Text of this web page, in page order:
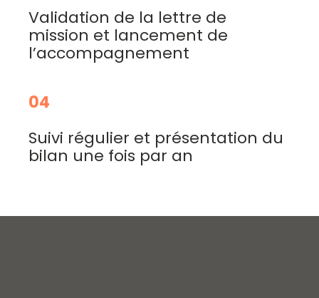
Validation de la lettre de
mission et lancement de
l’accompagnement
04
Suivi régulier et présentation du
bilan une fois par an